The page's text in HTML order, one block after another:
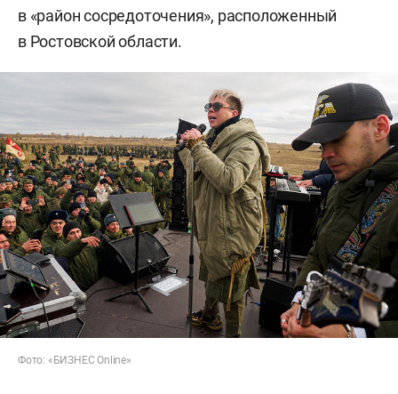
в «район сосредоточения», расположенный
в Ростовской области.
Фото: «БИЗНЕС Online»